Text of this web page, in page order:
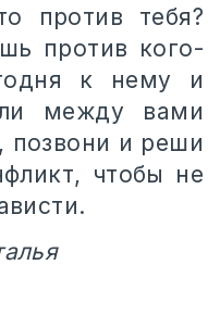
против тебя?
против кого-
к нему и
между вами
позвони и реши
чтобы не